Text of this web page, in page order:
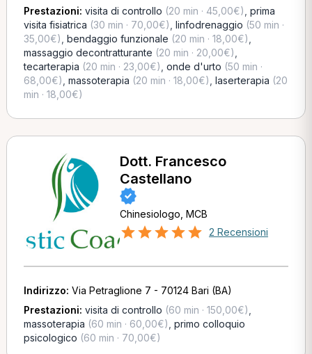
Prestazioni: visita di controllo (20 min · 45,00€) prima
visita fisiatrica (30 min · 70,00€) linfodrenaggio (50 min ·
35,00€) bendaggio funzionale (20 min · 18,00€)
massaggio decontratturante (20 min · 20,00€)
tecarterapia (20 min · 23,00€) onde d'urto (50 min ·
68,00€) massoterapia (20 min · 18,00€) laserterapia (20
min · 18,00€)
Dott. Francesco
Castellano
Chinesiologo, MCB
2 Recensioni
Indirizzo: Via Petraglione 7 - 70124 Bari (BA)
Prestazioni: visita di controllo (60 min · 150,00€)
massoterapia (60 min · 60,00€) primo colloquio
psicologico (60 min · 70,00€)